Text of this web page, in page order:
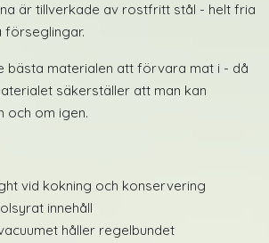
är tillverkade av rostfritt stål - helt fria
förseglingar.
bästa materialen att förvara mat i - då
säkerställer att man kan
och om igen.
vid kokning och konservering
innehåll
håller regelbundet